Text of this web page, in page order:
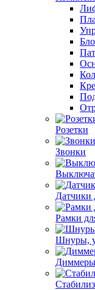
Розетки
Звонки
Датчики
Рамки
Шнуры,
Диммеры